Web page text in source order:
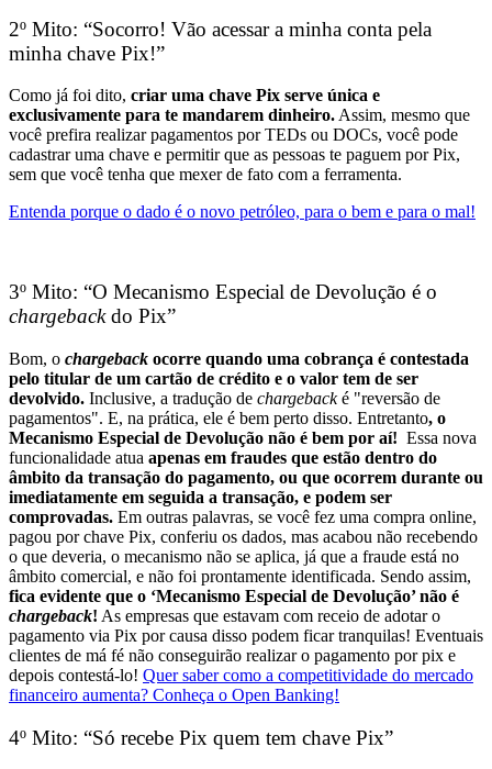
2º Mito: “Socorro! Vão acessar a minha conta pela
minha chave Pix!”
Como já foi dito, criar uma chave Pix serve única e
exclusivamente para te mandarem dinheiro.Assim, mesmo que
você prefira realizar pagamentos por TEDs ou DOCs, você pode
cadastrar uma chave e permitir que as pessoas te paguem por Pix,
sem que você tenha que mexer de fato com a ferramenta.
Entenda porque o dado é o novo petróleo, para o bem e para o mal!
3º Mito: “O Mecanismo Especial de Devolução é o
chargebackdo Pix”
Bom, o chargeback ocorre quando uma cobrança é contestada
pelo titular de um cartão de crédito e o valor tem de ser
devolvido. Inclusive, a tradução de chargebacké "reversão de
pagamentos". E, na prática, ele é bem perto disso. Entretanto, o
Mecanismo Especial de Devolução não é bem por aí! Essa nova
funcionalidade atua apenas em fraudes que estão dentro do
âmbito da transação do pagamento, ou que ocorrem durante ou
imediatamente em seguida a transação, e podem ser
comprovadas. Em outras palavras, se você fez uma compra online,
pagou por chave Pix, conferiu os dados, mas acabou não recebendo
o que deveria, o mecanismo não se aplica, já que a fraude está no
âmbito comercial, e não foi prontamente identificada. Sendo assim,
fica evidente que o ‘Mecanismo Especial de Devolução’ não é
chargeback! As empresas que estavam com receio de adotar o
pagamento via Pix por causa disso podem ficar tranquilas! Eventuais
clientes de má fé não conseguirão realizar o pagamento por pix e
depois contestá-lo! Quer saber como a competitividade do mercado
financeiro aumenta? Conheça o Open Banking!
4º Mito: “Só recebe Pix quem tem chave Pix”